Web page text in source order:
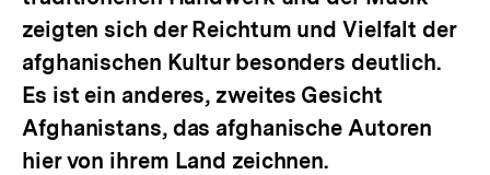
zeigten sich der Reichtum und Vielfalt der
afghanischen Kultur besonders deutlich.
Es ist ein anderes, zweites Gesicht
Afghanistans, das afghanische Autoren
hier von ihrem Land zeichnen.